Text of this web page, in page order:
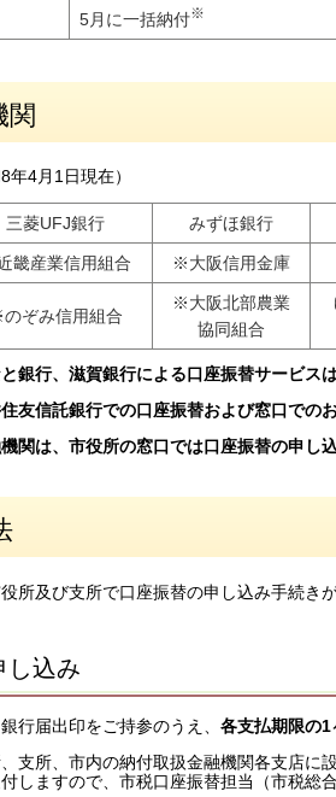
5月に一括納付※
関
4月1日現在）
三菱UFJ銀行 みずほ銀行
畿産業信用組合 ※大阪信用金庫
ぞみ信用組合
※大阪北部農業
協同組合
銀行、滋賀銀行による口座振替サービス
友信託銀行での口座振替および窓口での
関は、市役所の窓口では口座振替の申し
所及び支所で口座振替の申し込み手続きが
し込み
行届出印をご持参のうえ、 各支払期限の
支所、市内の納付取扱金融機関各支店に
しますので、市税口座振替担当（市税